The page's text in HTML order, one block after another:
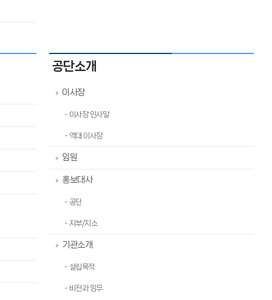
공단소개
> 이사장
- 이사장 인사말
- 역대 이사장
> 임원
> 홍보대사
- 공단
- 지부/지소
> 기관소개
- 설립목적
- 비전과 임무